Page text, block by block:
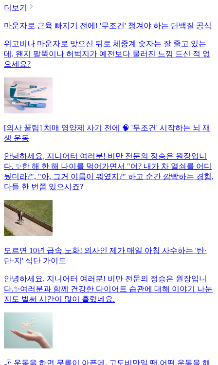
더보기
마운자로 근육 빠지기 전에! '무조건' 챙겨야 하는 단백질 공식
위고비나 마운자로 맞으신 뒤로 체중계 숫자는 잘 줄고 있는
데, 왠지 팔뚝이나 허벅지가 예전보다 물러진 느낌 드신 적 없
으세요?
[의사 꿀팁] 치매 영양제 사기 전에 🧠 '무조건' 시작하는 뇌 재
생 운동
안녕하세요, 지니어터 여러분! 비만 전문의 정승은 원장입니
다. ✨한 해 한 해 나이를 먹어가면서 "어? 내가 차 열쇠를 어디
뒀더라?", "아, 그거 이름이 뭐였지?" 하고 순간 깜빡하는 경험,
다들 한 번쯤 있으시죠?
모르면 10년 급속 노화! 의사인 제가 매일 아침 사수하는 '탄·
단·지' 식단 가이드
안녕하세요, 지니어터 여러분! 비만 전문의 정승은 원장입니
다.✨여러분과 함께 건강한 다이어트 습관에 대해 이야기 나눈
지도 벌써 시간이 많이 흘렀네요.
🦵 운동을 하면 무릎이 아픈데, 고도비만일 땐 어떤 운동을 해